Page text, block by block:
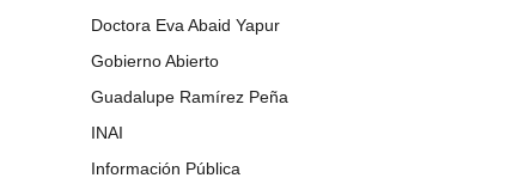
Doctora Eva Abaid Yapur
Gobierno Abierto
Guadalupe Ramírez Peña
INAI
Información Pública